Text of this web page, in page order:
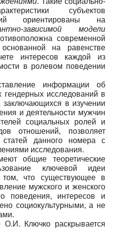
субъектов
ориентированы на
зависимой модели
современной
основанной на равенстве
интересов каждой из
в ролевом поведении
информации об
гендерных исследований в
заключающихся в изучении
и деятельности мужчин
социальных ролей и
отношений, позволяет
статей данного номера с
исследования.
общие теоретические
ключевой идеи
том, что существующее в
мужского и женского
поведения, интересов и
социокультурными, а не
О.И. Ключко раскрывается